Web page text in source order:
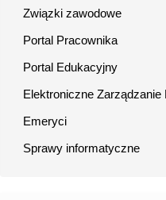
Związki zawodowe
Portal Pracownika
Portal Edukacyjny
Elektroniczne Zarządzanie
Emeryci
Sprawy informatyczne